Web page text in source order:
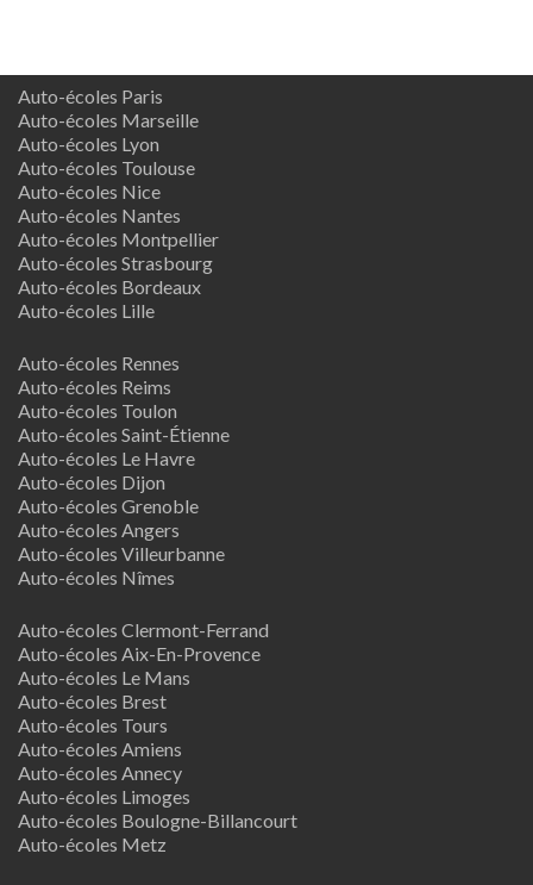
Auto-écoles Paris
Auto-écoles Marseille
Auto-écoles Lyon
Auto-écoles Toulouse
Auto-écoles Nice
Auto-écoles Nantes
Auto-écoles Montpellier
Auto-écoles Strasbourg
Auto-écoles Bordeaux
Auto-écoles Lille
Auto-écoles Rennes
Auto-écoles Reims
Auto-écoles Toulon
Auto-écoles Saint-Étienne
Auto-écoles Le Havre
Auto-écoles Dijon
Auto-écoles Grenoble
Auto-écoles Angers
Auto-écoles Villeurbanne
Auto-écoles Nîmes
Auto-écoles Clermont-Ferrand
Auto-écoles Aix-En-Provence
Auto-écoles Le Mans
Auto-écoles Brest
Auto-écoles Tours
Auto-écoles Amiens
Auto-écoles Annecy
Auto-écoles Limoges
Auto-écoles Boulogne-Billancourt
Auto-écoles Metz